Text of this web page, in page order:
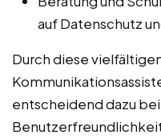
auf Datenschutz
Durch diese
entscheidend dazu